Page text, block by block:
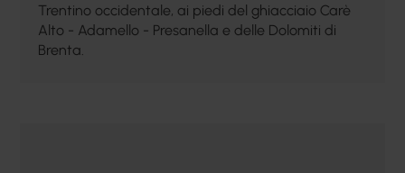
Trentino occidentale, ai piedi del ghiacciaio Carè
Alto - Adamello - Presanella e delle Dolomiti di
Brenta.